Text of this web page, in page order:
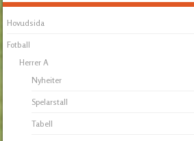
Hovudsida
Fotball
Herrer A
Nyheiter
Spelarstall
Tabell